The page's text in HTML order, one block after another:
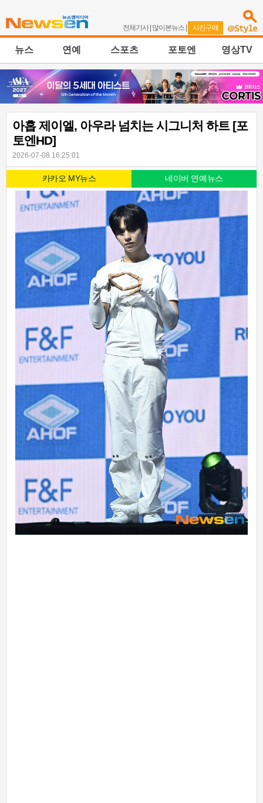
전체기사| 많이본뉴스 | 사진구매
뉴스 연예 스포츠 포토엔 영상TV
아홉 제이엘, 아우라 넘치는 시그니처 하트 [포
토엔HD]
2026-07-08 16:25:01
카카오 MY뉴스 네이버 연예뉴스